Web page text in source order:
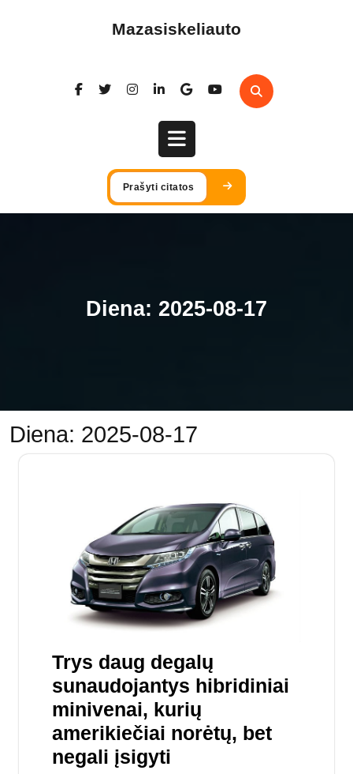
Mazasiskeliauto
Open
Button
Prašyti citatos
Diena: 2025-08-17
Diena: 2025-08-17
Trys daug degalų
sunaudojantys hibridiniai
minivenai, kurių
amerikiečiai norėtų, bet
negali įsigyti